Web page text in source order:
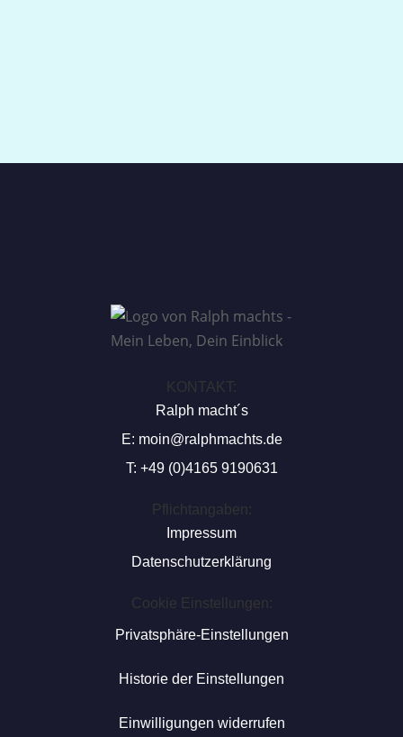
KONTAKT:
Ralph macht´s
E: moin@ralphmachts.de
T: +49 (0)4165 9190631
Pflichtangaben:
Impressum
Datenschutzerklärung
Cookie Einstellungen:
Privatsphäre-Einstellungen
Historie der Einstellungen
Einwilligungen widerrufen